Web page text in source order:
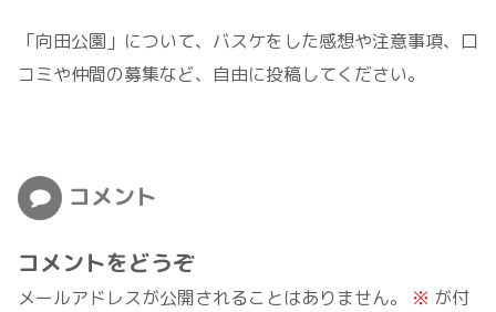
「向田公園」について、バスケをした感想や注意事項、口
コミや仲間の募集など、自由に投稿してください。
コメント
コメントをどうぞ
メールアドレスが公開されることはありません。 ※ が付